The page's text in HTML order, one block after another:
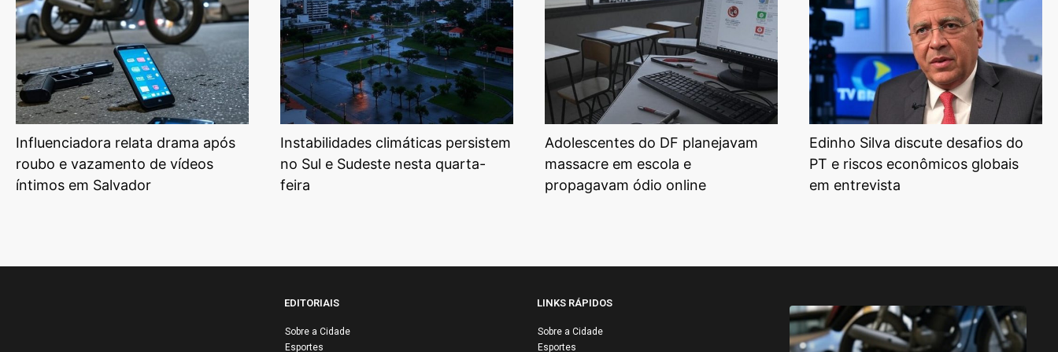
Influenciadora relata drama após
roubo e vazamento de vídeos
íntimos em Salvador
Instabilidades climáticas persistem
no Sul e Sudeste nesta quarta-
feira
Adolescentes do DF planejavam
massacre em escola e
propagavam ódio online
Edinho Silva discute desafios do
PT e riscos econômicos globais
em entrevista
EDITORIAIS
Sobre a Cidade
Esportes
LINKS RÁPIDOS
Sobre a Cidade
Esportes